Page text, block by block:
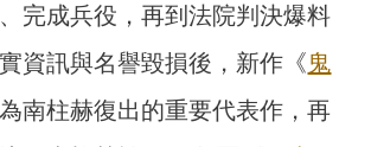
完成兵役，再到法院判決爆料
資訊與名譽毀損後，新作《鬼
南柱赫復出的重要代表作，再